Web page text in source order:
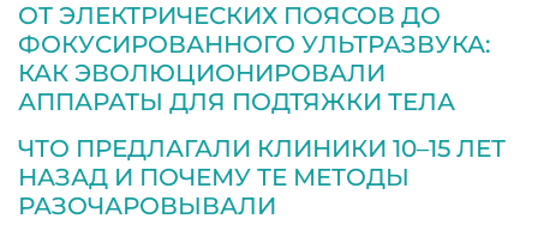
ОТ ЭЛЕКТРИЧЕСКИХ ПОЯСОВ ДО
ФОКУСИРОВАННОГО УЛЬТРАЗВУКА:
КАК ЭВОЛЮЦИОНИРОВАЛИ
АППАРАТЫ ДЛЯ ПОДТЯЖКИ ТЕЛА
ЧТО ПРЕДЛАГАЛИ КЛИНИКИ 10–15 ЛЕТ
НАЗАД И ПОЧЕМУ ТЕ МЕТОДЫ
РАЗОЧАРОВЫВАЛИ